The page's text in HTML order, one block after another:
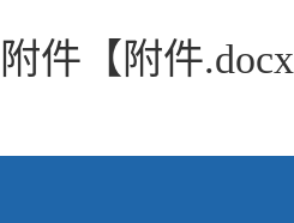
附件【 附件.docx